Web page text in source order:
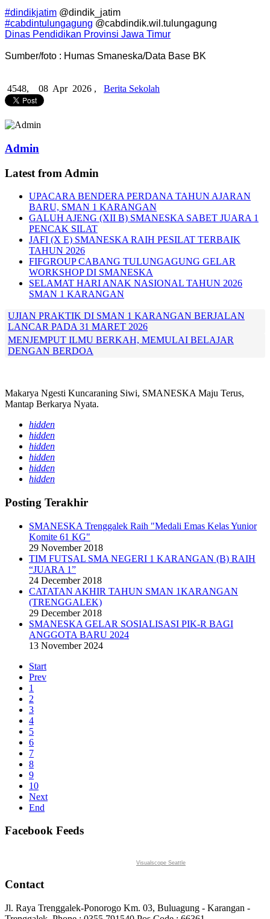
#dindikjatim @dindik_jatim
#cabdintulungagung @cabdindik.wil.tulungagung
Dinas Pendidikan Provinsi Jawa Timur
Sumber/foto : Humas Smaneska/Data Base BK
4548, 08 Apr 2026 , Berita Sekolah
Admin
Latest from Admin
UPACARA BENDERA PERDANA TAHUN AJARAN
BARU, SMAN 1 KARANGAN
GALUH AJENG (XII B) SMANESKA SABET JUARA 1
PENCAK SILAT
JAFI (X E) SMANESKA RAIH PESILAT TERBAIK
TAHUN 2026
FIFGROUP CABANG TULUNGAGUNG GELAR
WORKSHOP DI SMANESKA
SELAMAT HARI ANAK NASIONAL TAHUN 2026
SMAN 1 KARANGAN
UJIAN PRAKTIK DI SMAN 1 KARANGAN BERJALAN
LANCAR PADA 31 MARET 2026
MENJEMPUT ILMU BERKAH, MEMULAI BELAJAR
DENGAN BERDOA
Makarya Ngesti Kuncaraning Siwi, SMANESKA Maju Terus,
Mantap Berkarya Nyata.
hidden
hidden
hidden
hidden
hidden
hidden
Posting Terakhir
SMANESKA Trenggalek Raih "Medali Emas Kelas Yunior
Komite 61 KG"
29 November 2018
TIM FUTSAL SMA NEGERI 1 KARANGAN (B) RAIH
“JUARA 1”
24 December 2018
CATATAN AKHIR TAHUN SMAN 1KARANGAN
(TRENGGALEK)
29 December 2018
SMANESKA GELAR SOSIALISASI PIK-R BAGI
ANGGOTA BARU 2024
13 November 2024
Start
Prev
1
2
3
4
5
6
7
8
9
10
Next
End
Facebook Feeds
Visualscope Seattle
Contact
Jl. Raya Trenggalek-Ponorogo Km. 03, Buluagung - Karangan -